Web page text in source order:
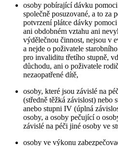
osoby pobírající dávku
společně posuzované, a to za
potvrzení plátce dávky
ani obdobném vztahu ani
výdělečnou činnost, nejsou v
a nejde o poživatele
pro invaliditu třetího stupně,
důchodu, ani o poživatele
nezaopatřené dítě,
osoby, které jsou závislé na
(středně těžká závislost) nebo
anebo stupni IV (úplná
osoby, a osoby pečující o
závislé na péči jiné osoby ve
osoby ve výkonu